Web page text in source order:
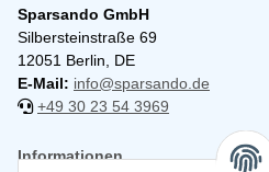
Sparsando GmbH
Silbersteinstraße 69
12051 Berlin, DE
E-Mail: info@sparsando.de
+49 30 23 54 3969
Informationen